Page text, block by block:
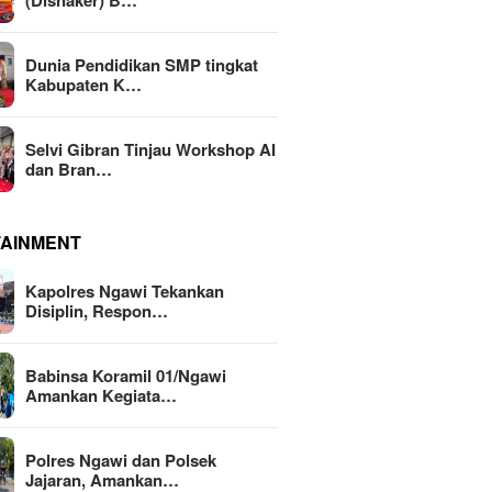
Dunia Pendidikan SMP tingkat
Kabupaten K…
Selvi Gibran Tinjau Workshop AI
dan Bran…
Kapolres Ngawi Tekankan
Disiplin, Respon…
Babinsa Koramil 01/Ngawi
Amankan Kegiata…
Polres Ngawi dan Polsek
Jajaran, Amankan…